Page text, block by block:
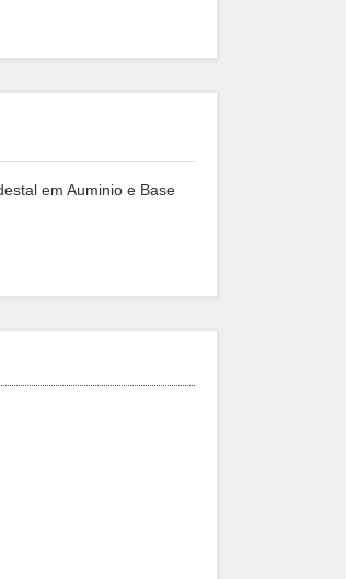
em Auminio e Base